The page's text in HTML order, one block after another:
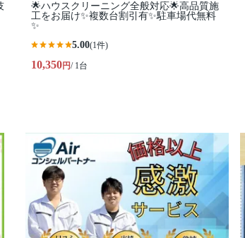
🌟ハウスクリーニング全般対応🌟高品質施
工をお届け✨複数台割引有✨駐車場代無料
✨
5.00(1件)
10,350円/ 1台